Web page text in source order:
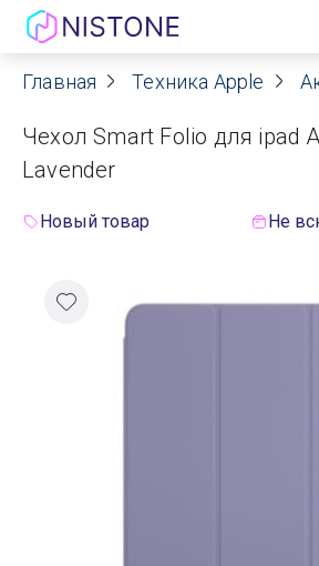
Акции
О нас
Реквизиты
Главная Техника Apple
Чехол Smart Folio для ipad
Lavender
Новый товар Не